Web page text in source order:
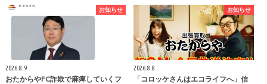
お知らせ
2026.8.9
おたからやFC詐欺で麻痺していくフ
お知らせ
2026.8.8
「コロッケさんはエコライフへ」信